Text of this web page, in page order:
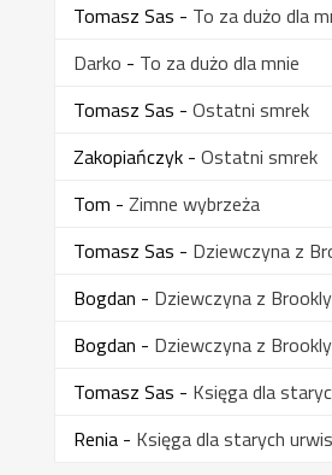
Tomasz Sas - To za dużo dla
Darko - To za dużo dla mnie
Tomasz Sas - Ostatni smrek
Zakopiańczyk- Ostatni smrek
Tom - Zimne wybrzeża
Tomasz Sas - Dziewczyna z
Bogdan - Dziewczyna z
Bogdan - Dziewczyna z
Tomasz Sas - Księga dla
Renia- Księga dla starych